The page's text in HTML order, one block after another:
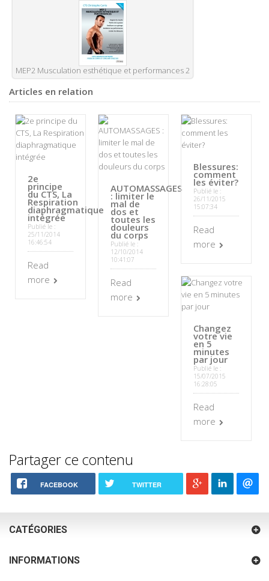
MEP2 Musculation esthétique et performances 2
Articles en relation
2e
principe
du CTS, La
Respiration
diaphragmatique
intégrée
Publié le :
25/11/2014
16:46:54
Read
more
AUTOMASSAGES
: limiter le
mal de
dos et
toutes les
douleurs
du corps
Publié le :
12/10/2014
10:41:07
Read
more
Blessures:
comment
les éviter?
Publié le :
26/11/2015
15:07:34
Read
more
Changez
votre vie
en 5
minutes
par jour
Publié le :
15/07/2015
16:28:05
Read
more
Partager ce contenu
FACEBOOK TWITTER
CATÉGORIES
INFORMATIONS